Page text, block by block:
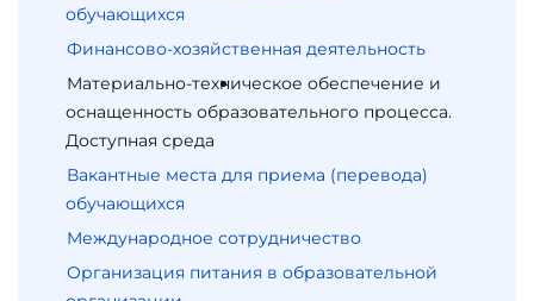
обучающихся
Финансово-хозяйственная деятельность
Материально-техническое обеспечение и
оснащенность образовательного процесса.
Доступная среда
Вакантные места для приема (перевода)
обучающихся
Международное сотрудничество
Организация питания в образовательной